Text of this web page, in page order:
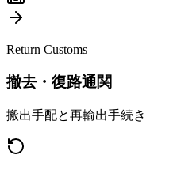
Return Customs
撤去・復路通関
搬出手配と再輸出手続き